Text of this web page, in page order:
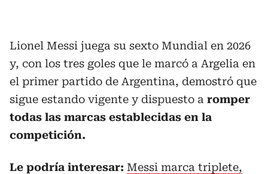
Lionel Messi juega su sexto Mundial en 2026
y, con los tres goles que le marcó a Argelia en
el primer partido de Argentina, demostró que
sigue estando vigente y dispuesto a romper
todas las marcas establecidas en la
competición.
Le podría interesar: Messi marca triplete,